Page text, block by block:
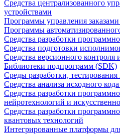
Средства централизованного
устройствами
Программы управления
Программы
Средства разработки
Средства подготовки
Средства версионного контроля
Библиотеки подпрограмм (SDK)
Среды разработки, тестирования
Средства анализа исходного
Средства разработки
нейротехнологий и
Средства разработки
квантовых технологий
Интегрированные платформы